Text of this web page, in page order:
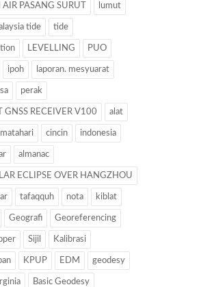
PASANG SURUT lumut
tide tide
LEVELLING PUO
ipoh laporan. mesyuarat
perak
GNSS RECEIVER V100 alat
matahari cincin indonesia
almanac
ECLIPSE OVER HANGZHOU
tafaqquh nota kiblat
Geografi Georeferencing
Sijil Kalibrasi
KPUP EDM geodesy
Basic Geodesy